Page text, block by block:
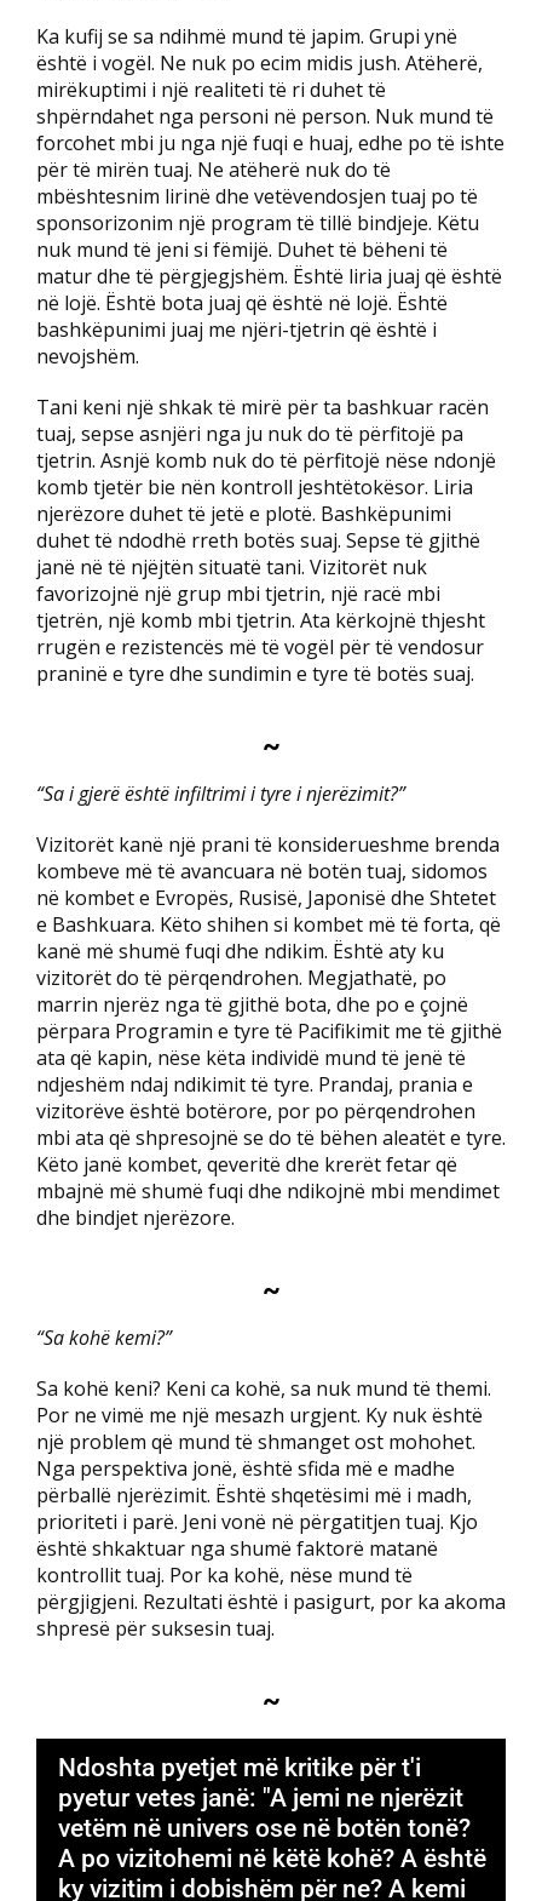
Ka kufij se sa ndihmë mund të japim. Grupi ynë
është i vogël. Ne nuk po ecim midis jush. Atëherë,
mirëkuptimi i një realiteti të ri duhet të
shpërndahet nga personi në person. Nuk mund të
forcohet mbi ju nga një fuqi e huaj, edhe po të ishte
për të mirën tuaj. Ne atëherë nuk do të
mbështesnim lirinë dhe vetëvendosjen tuaj po të
sponsorizonim një program të tillë bindjeje. Këtu
nuk mund të jeni si fëmijë. Duhet të bëheni të
matur dhe të përgjegjshëm. Është liria juaj që është
në lojë. Është bota juaj që është në lojë. Është
bashkëpunimi juaj me njëri-tjetrin që është i
nevojshëm.
Tani keni një shkak të mirë për ta bashkuar racën
tuaj, sepse asnjëri nga ju nuk do të përfitojë pa
tjetrin. Asnjë komb nuk do të përfitojë nëse ndonjë
komb tjetër bie nën kontroll jeshtëtokësor. Liria
njerëzore duhet të jetë e plotë. Bashkëpunimi
duhet të ndodhë rreth botës suaj. Sepse të gjithë
janë në të njëjtën situatë tani. Vizitorët nuk
favorizojnë një grup mbi tjetrin, një racë mbi
tjetrën, një komb mbi tjetrin. Ata kërkojnë thjesht
rrugën e rezistencës më të vogël për të vendosur
praninë e tyre dhe sundimin e tyre të botës suaj.
~
“Sa i gjerë është infiltrimi i tyre i njerëzimit?”
Vizitorët kanë një prani të konsiderueshme brenda
kombeve më të avancuara në botën tuaj, sidomos
në kombet e Evropës, Rusisë, Japonisë dhe Shtetet
e Bashkuara. Këto shihen si kombet më të forta, që
kanë më shumë fuqi dhe ndikim. Është aty ku
vizitorët do të përqendrohen. Megjathatë, po
marrin njerëz nga të gjithë bota, dhe po e çojnë
përpara Programin e tyre të Pacifikimit me të gjithë
ata që kapin, nëse këta individë mund të jenë të
ndjeshëm ndaj ndikimit të tyre. Prandaj, prania e
vizitorëve është botërore, por po përqendrohen
mbi ata që shpresojnë se do të bëhen aleatët e tyre.
Këto janë kombet, qeveritë dhe krerët fetar që
mbajnë më shumë fuqi dhe ndikojnë mbi mendimet
dhe bindjet njerëzore.
~
“Sa kohë kemi?”
Sa kohë keni? Keni ca kohë, sa nuk mund të themi.
Por ne vimë me një mesazh urgjent. Ky nuk është
një problem që mund të shmanget ost mohohet.
Nga perspektiva jonë, është sfida më e madhe
përballë njerëzimit. Është shqetësimi më i madh,
prioriteti i parë. Jeni vonë në përgatitjen tuaj. Kjo
është shkaktuar nga shumë faktorë matanë
kontrollit tuaj. Por ka kohë, nëse mund të
përgjigjeni. Rezultati është i pasigurt, por ka akoma
shpresë për suksesin tuaj.
~
Ndoshta pyetjet më kritike për t'i
pyetur vetes janë: "A jemi ne njerëzit
vetëm në univers ose në botën tonë?
A po vizitohemi në këtë kohë? A është
ky vizitim i dobishëm për ne? A kemi